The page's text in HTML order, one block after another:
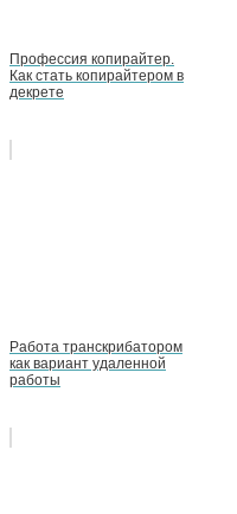
Профессия копирайтер.
Как стать копирайтером в
декрете
Работа транскрибатором
как вариант удаленной
работы